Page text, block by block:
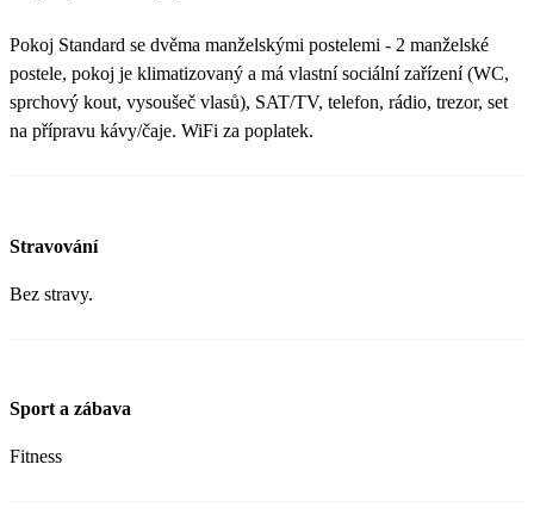
Pokoj Standard se dvěma manželskými postelemi - 2 manželské
postele, pokoj je klimatizovaný a má vlastní sociální zařízení (WC,
sprchový kout, vysoušeč vlasů), SAT/TV, telefon, rádio, trezor, set
na přípravu kávy/čaje. WiFi za poplatek.
Stravování
Bez stravy.
Sport a zábava
Fitness